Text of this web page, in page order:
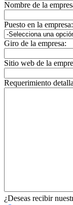
Nombre de la
Puesto en la empresa:
Giro de la empresa:
Sitio web de la
Requerimiento
¿Deseas recibir